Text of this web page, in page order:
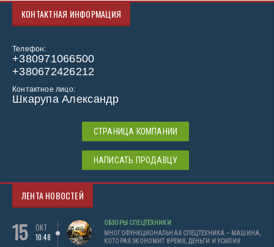
КОНТАКТНАЯ ИНФОРМАЦИЯ
Телефон:
+380971066500
+380672426212
Контактное лицо:
Шкарупа Александр
СТРАНИЦА КОМПАНИИ
НАПИСАТЬ ПРОДАВЦУ
ЛЕНТА НОВОСТЕЙ
15
ОКТ
10:48
ОБЗОРЫ СПЕЦТЕХНИКИ
МНОГОФУНКЦИОНАЛЬНАЯ СПЕЦТЕХНИКА – МАШИНА,
КОТОРАЯ ЭКОНОМИТ ВРЕМЯ, ДЕНЬГИ И УСИЛИЯ